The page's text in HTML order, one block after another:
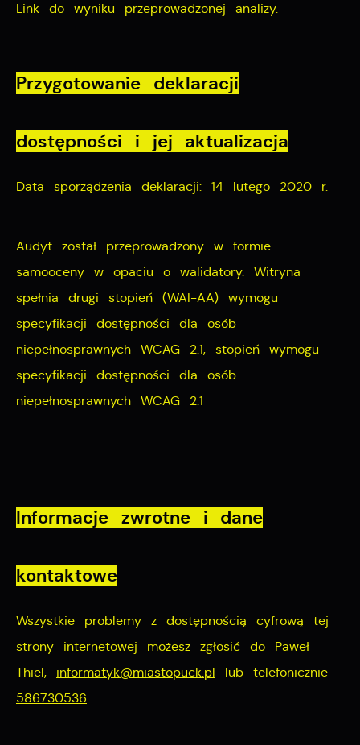
Link do wyniku przeprowadzonej analizy.
Przygotowanie deklaracji
dostępności i jej aktualizacja
Data sporządzenia deklaracji: 14 lutego 2020 r.
Audyt został przeprowadzony w formie
samooceny w opaciu o walidatory. Witryna
spełnia drugi stopień (WAI-AA) wymogu
specyfikacji dostępności dla osób
niepełnosprawnych WCAG 2.1, stopień wymogu
specyfikacji dostępności dla osób
niepełnosprawnych WCAG 2.1
Informacje zwrotne i dane
kontaktowe
Wszystkie problemy z dostępnością cyfrową tej
strony internetowej możesz zgłosić do Paweł
Thiel, informatyk@miastopuck.pl lub telefonicznie
586730536